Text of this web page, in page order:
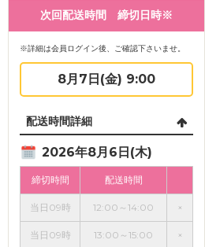
次回配送時間 締切日時※
※詳細は会員ログイン後、ご確認下さいませ。
8月7日(金) 9:00
配送時間詳細
2026年8月6日(木)
締切時間 配送時間
当日09時 12:00～14:00 ×
当日09時 13:00～15:00 ×